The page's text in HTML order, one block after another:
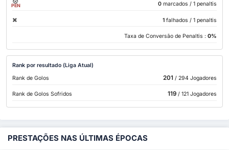
PEN 0 marcados / 1 penaltis
1 falhados / 1 penaltis
Taxa de Conversão de Penaltis : 0%
Rank por resultado (Liga Atual)
Rank de Golos
201 / 294 Jogadores
Rank de Golos Sofridos 119/ 121 Jogadores
PRESTAÇÕES NAS ÚLTIMAS ÉPOCAS